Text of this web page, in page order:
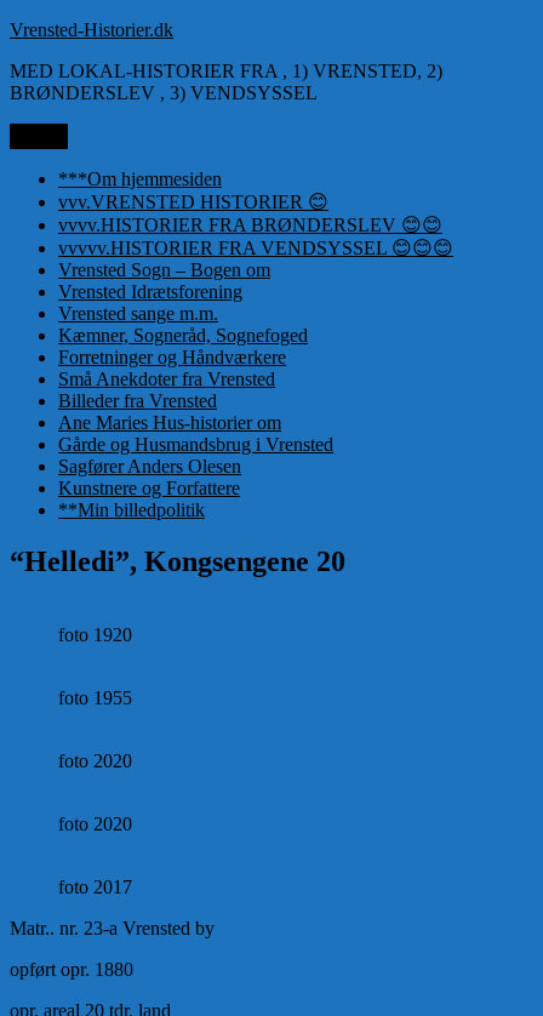
Videre
indhold
Vrensted-Historier.dk
MED LOKAL-HISTORIER FRA , 1) VRENSTED, 2)
BRØNDERSLEV , 3) VENDSYSSEL
***Om hjemmesiden
vvv.VRENSTED HISTORIER 😊
vvvv.HISTORIER FRA BRØNDERSLEV 😊😊
vvvvv.HISTORIER FRA VENDSYSSEL 😊😊😊
Vrensted Sogn – Bogen om
Vrensted Idrætsforening
Vrensted sange m.m.
Kæmner, Sogneråd, Sognefoged
Forretninger og Håndværkere
Små Anekdoter fra Vrensted
Billeder fra Vrensted
Ane Maries Hus-historier om
Gårde og Husmandsbrug i Vrensted
Sagfører Anders Olesen
Kunstnere og Forfattere
**Min billedpolitik
“Helledi”, Kongsengene 20
foto 1920
foto 1955
foto 2020
foto 2020
foto 2017
Matr.. nr. 23-a Vrensted by
opført opr. 1880
opr. areal 20 tdr. land